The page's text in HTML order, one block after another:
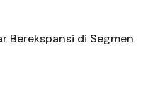
Berekspansi di Segmen